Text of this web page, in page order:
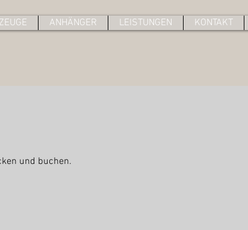
ANHÄNGER LEISTUNGEN KONTAKT
und buchen.